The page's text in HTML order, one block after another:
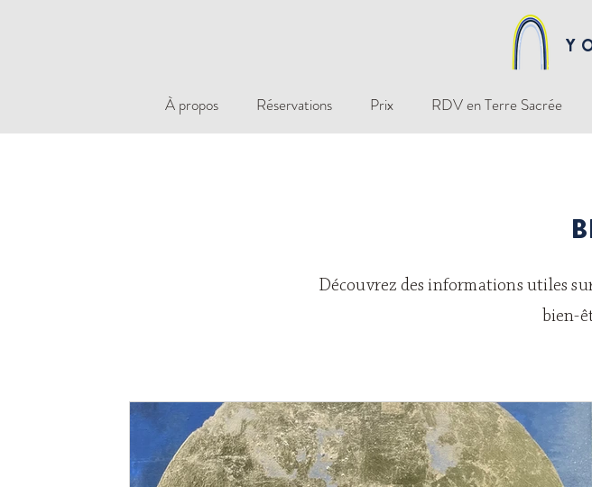
À propos Réservations Prix RDV en Terre Sacrée
Découvrez des informations utiles
bien-